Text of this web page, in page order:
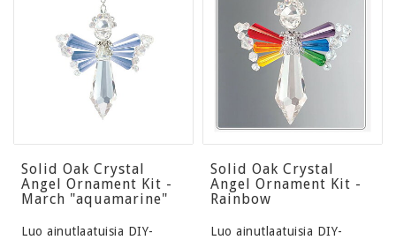
Solid Oak Crystal
Angel Ornament Kit -
March "aquamarine"
Luo ainutlaatuisia DIY-
Solid Oak Crystal
Angel Ornament Kit -
Rainbow
Luo ainutlaatuisia DIY-